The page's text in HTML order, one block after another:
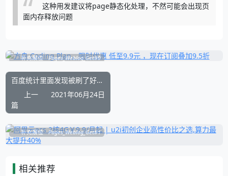
这种用发建议将page静态化处理，不然可能会出现页
面内存释放问题
补充展位 Pages_Weblog_Get#0
百度统计里面发现被刷了好多乱七八糟的SEO垃圾搜索词广告怎么办
上一
篇
2021年06月24日
补充展位 Pages_Weblog_Get#1
相关推荐